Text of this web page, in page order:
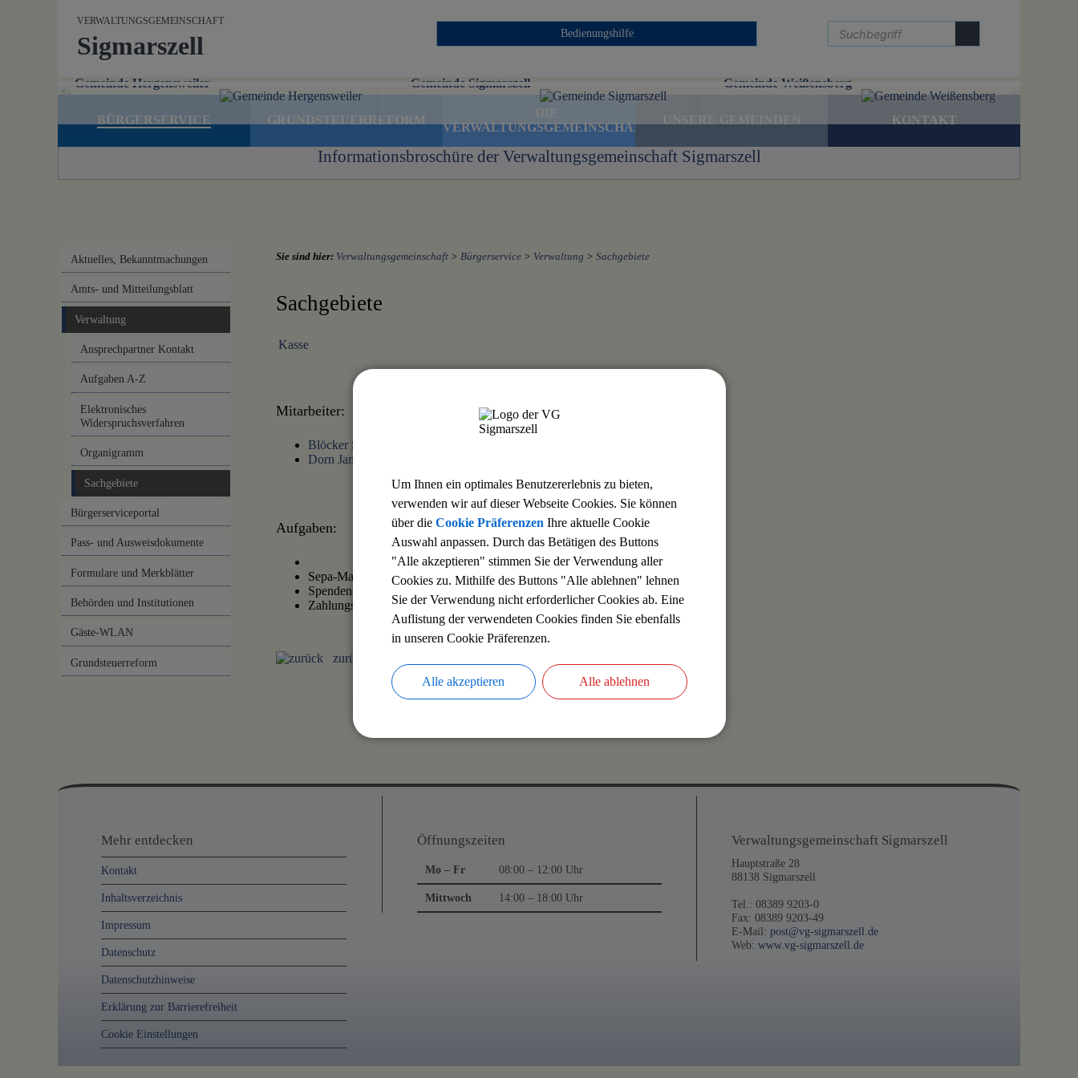
VERWALTUNGSGEMEINSCHAFT
Sigmarszell Bedienungshilfe
Gemeinde Hergensweiler Gemeinde Sigmarszell Gemeinde Weißensberg
BÜRGERSERVICE GRUNDSTEUERREFORM
VERWALTUNGSGEMEINSCHAFT
KONTAKT
Informationsbroschüre der Verwaltungsgemeinschaft Sigmarszell
Aktuelles, Bekanntmachungen
Amts- und Mitteilungsblatt
Verwaltung
Ansprechpartner Kontakt
Aufgaben A-Z
Elektronisches
Widerspruchsverfahren
Organigramm
Sachgebiete
Bürgerserviceportal
Pass- und Ausweisdokumente
Formulare und Merkblätter
Behörden und Institutionen
Gäste-WLAN
Grundsteuerreform
Sie sind hier: Verwaltungsgemeinschaft > Bürgerservice > Verwaltung > Sachgebiete
Sachgebiete
Kasse
Mitarbeiter:
Blöcker Sofie
Dorn Jana
Aufgaben:
Sepa-Mandate
Spendenquittungen
Zahlungsverkehr (Mahnung und Vollstreckung)
zurück
entdecken,
Öffnungszeiten
und
Anschrift
und
Kontakt
Mehr entdecken
Kontakt
Inhaltsverzeichnis
Impressum
Datenschutz
Datenschutzhinweise
Erklärung zur Barrierefreiheit
Cookie Einstellungen
Öffnungszeiten
Mo – Fr 08:00 – 12:00 Uhr
Mittwoch 14:00 – 18:00 Uhr
Verwaltungsgemeinschaft Sigmarszell
Hauptstraße 28
88138 Sigmarszell
Tel.: 08389 9203-0
Fax: 08389 9203-49
E-Mail:post@vg-sigmarszell.de
Web:www.vg-sigmarszell.de
Um Ihnen ein optimales Benutzererlebnis zu bieten,
verwenden wir auf dieser Webseite Cookies. Sie können
über die Cookie Präferenzen Ihre aktuelle Cookie
Auswahl anpassen. Durch das Betätigen des Buttons
"Alle akzeptieren" stimmen Sie der Verwendung aller
Cookies zu. Mithilfe des Buttons "Alle ablehnen" lehnen
Sie der Verwendung nicht erforderlicher Cookies ab. Eine
Auflistung der verwendeten Cookies finden Sie ebenfalls
in unseren Cookie Präferenzen.
Alle akzeptieren Alle ablehnen